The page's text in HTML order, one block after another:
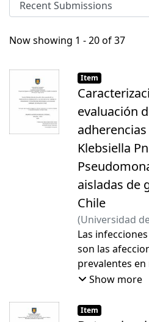
Recent Submissions
Now showing 1 - 20 of 37
Item
evaluación
Klebsiella
aisladas de
Chile
(Universidad
González
Muñoz
Las
son las
prevalentes
bovinos a nivel
por patógenos
Show more
Item